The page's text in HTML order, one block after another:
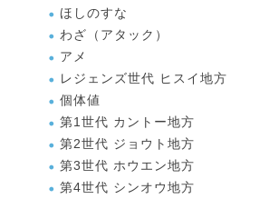
ほしのすな
わざ（アタック）
アメ
レジェンズ世代 ヒスイ地方
個体値
第1世代 カントー地方
第2世代 ジョウト地方
第3世代 ホウエン地方
第4世代 シンオウ地方